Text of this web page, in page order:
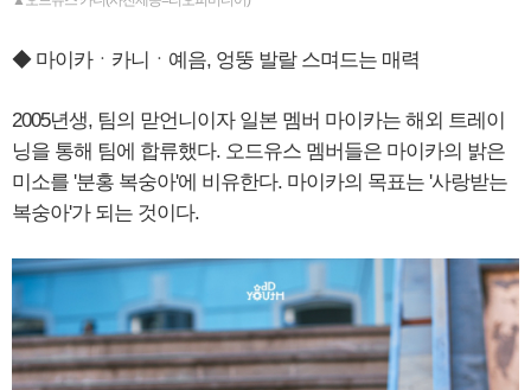
◆ 마이카ㆍ카니ㆍ예음, 엉뚱 발랄 스며드는 매력
2005년생, 팀의 맏언니이자 일본 멤버 마이카는 해외 트레이
닝을 통해 팀에 합류했다. 오드유스 멤버들은 마이카의 밝은
미소를 '분홍 복숭아'에 비유한다. 마이카의 목표는 '사랑받는
복숭아'가 되는 것이다.